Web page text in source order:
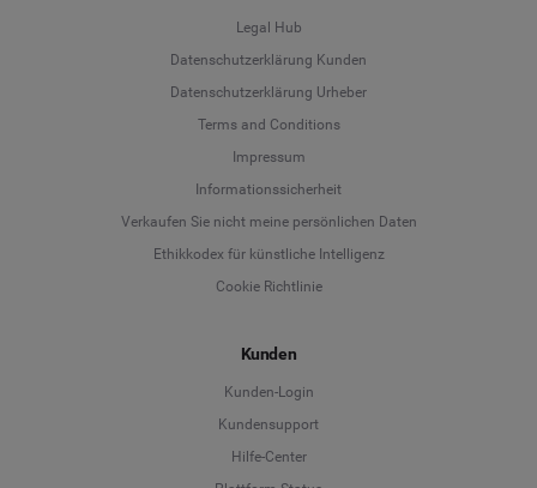
Legal Hub
Datenschutzerklärung Kunden
Datenschutzerklärung Urheber
Terms and Conditions
Impressum
Informationssicherheit
Verkaufen Sie nicht meine persönlichen Daten
Ethikkodex für künstliche Intelligenz
Cookie Richtlinie
Kunden
Kunden-Login
Kundensupport
Hilfe-Center
Deutsch
English